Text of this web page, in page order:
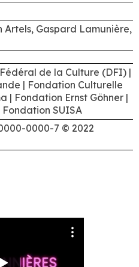
Artels, Gaspard Lamunière,
de la Culture (DFI) |
| Fondation Culturelle
| Fondation Ernst Göhner |
SUISA
0000-7 © 2022